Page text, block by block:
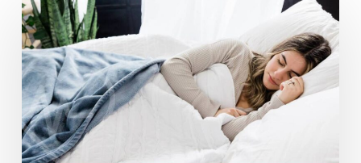
Mundial
del
Sueño